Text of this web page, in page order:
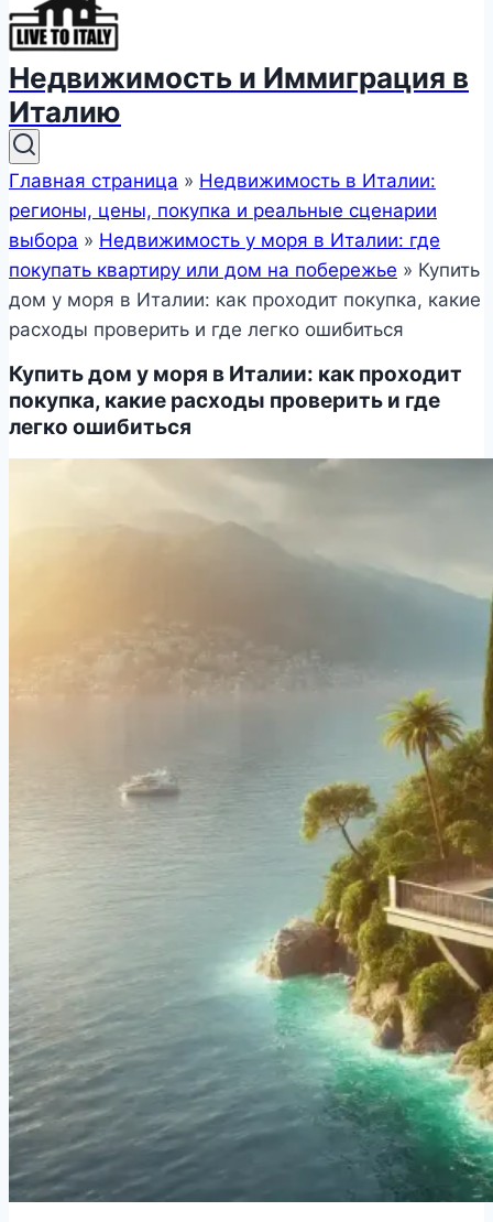
Недвижимость и Иммиграция в
Италию
Главная страница » Недвижимость в Италии:
регионы, цены, покупка и реальные сценарии
выбора » Недвижимость у моря в Италии: где
покупать квартиру или дом на побережье » Купить
дом у моря в Италии: как проходит покупка, какие
расходы проверить и где легко ошибиться
Купить дом у моря в Италии: как проходит
покупка, какие расходы проверить и где
легко ошибиться